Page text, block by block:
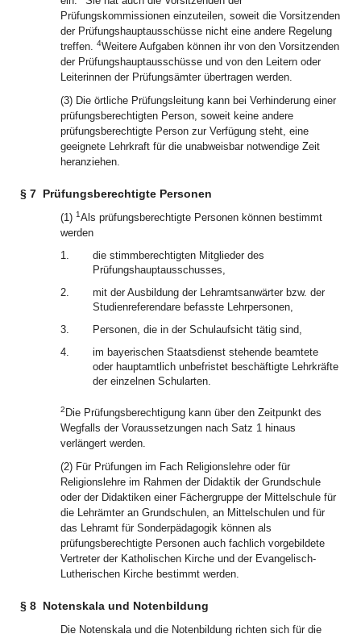
Prüfungskommissionen einzuteilen, soweit die Vorsitzenden
der Prüfungshauptausschüsse nicht eine andere Regelung
treffen. 4Weitere Aufgaben können ihr von den Vorsitzenden
der Prüfungshauptausschüsse und von den Leitern oder
Leiterinnen der Prüfungsämter übertragen werden.
(3) Die örtliche Prüfungsleitung kann bei Verhinderung einer
prüfungsberechtigten Person, soweit keine andere
prüfungsberechtigte Person zur Verfügung steht, eine
geeignete Lehrkraft für die unabweisbar notwendige Zeit
heranziehen.
§ 7 Prüfungsberechtigte Personen
(1) 1Als prüfungsberechtigte Personen können bestimmt
werden
1.
die stimmberechtigten Mitglieder des
Prüfungshauptausschusses,
2.
mit der Ausbildung der Lehramtsanwärter bzw. der
Studienreferendare befasste Lehrpersonen,
3.
Personen, die in der Schulaufsicht tätig sind,
4.
im bayerischen Staatsdienst stehende beamtete
oder hauptamtlich unbefristet beschäftigte Lehrkräfte
der einzelnen Schularten.
2 Die Prüfungsberechtigung kann über den Zeitpunkt des
Wegfalls der Voraussetzungen nach Satz 1 hinaus
verlängert werden.
(2) Für Prüfungen im Fach Religionslehre oder für
Religionslehre im Rahmen der Didaktik der Grundschule
oder der Didaktiken einer Fächergruppe der Mittelschule für
die Lehrämter an Grundschulen, an Mittelschulen und für
das Lehramt für Sonderpädagogik können als
prüfungsberechtigte Personen auch fachlich vorgebildete
Vertreter der Katholischen Kirche und der Evangelisch-
Lutherischen Kirche bestimmt werden.
§ 8 Notenskala und Notenbildung
Die Notenskala und die Notenbildung richten sich für die